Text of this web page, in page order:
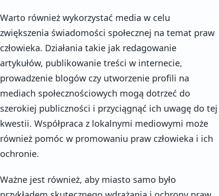
Warto również wykorzystać media w celu
zwiększenia świadomości społecznej na temat praw
człowieka. Działania takie jak redagowanie
artykułów, publikowanie treści w internecie,
prowadzenie blogów czy utworzenie profili na
mediach społecznościowych mogą dotrzeć do
szerokiej publiczności i przyciągnąć ich uwagę do tej
kwestii. Współpraca z lokalnymi mediowymi może
również pomóc w promowaniu praw człowieka i ich
ochronie.
Ważne jest również, aby miasto samo było